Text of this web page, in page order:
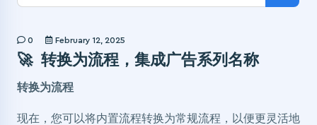
0 February 12, 2025
🚀 转换为流程，集成广告系列名称
转换为流程
现在，您可以将内置流程转换为常规流程，以便更灵活地